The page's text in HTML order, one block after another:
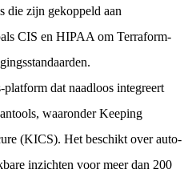
die zijn gekoppeld aan
CIS en HIPAA om Terraform-
dat naadloos integreert
waaronder Keeping
(KICS). Het beschikt over auto-
inzichten voor meer dan 200